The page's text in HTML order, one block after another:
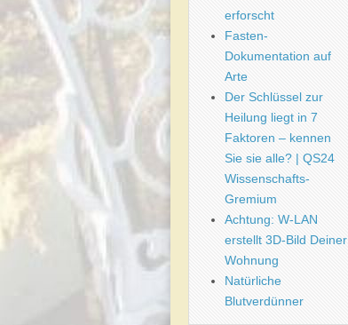
erforscht
Fasten-
Dokumentation auf
Arte
Der Schlüssel zur
Heilung liegt in 7
Faktoren – kennen
Sie sie alle? | QS24
Wissenschafts-
Gremium
Achtung: W-LAN
erstellt 3D-Bild Deiner
Wohnung
Natürliche
Blutverdünner